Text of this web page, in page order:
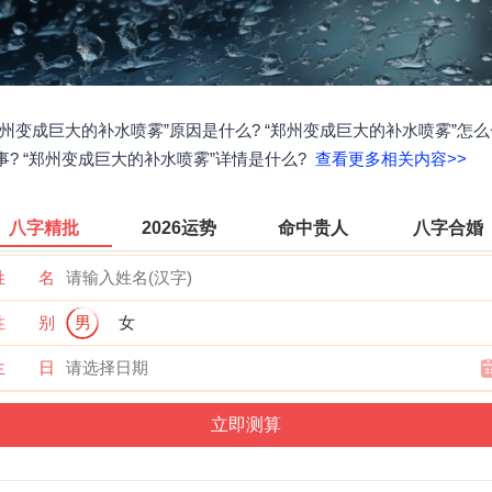
变成巨大的补水喷雾”原因是什么? “郑州变成巨大的补水喷雾”怎
? “郑州变成巨大的补水喷雾”详情是什么? 查看更多相关内容>>
八字精批 2026运势 命中贵人 八字合婚
名
别 男 女
日